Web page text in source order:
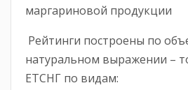
маргариновой продукции
Рейтинги построены по
натуральном выражении –
ЕТСНГ по видам: